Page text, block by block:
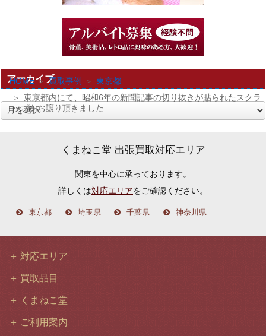
HOME 買取事例
東京都
東京都内にて、昭和6年の新聞記事の切り抜きが貼られたスクラ
ップをお譲り頂きました
アーカイブ
くまねこ堂 出張買取対応エリア
関東を中心に承っております。
詳しくは対応エリアをご確認ください。
東京都 埼玉県 千葉県 神奈川県
対応エリア
買取品目
くまねこ堂
ご利用案内